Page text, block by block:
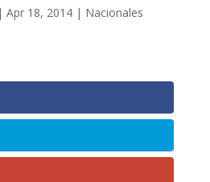
| Apr 18, 2014| Nacionales